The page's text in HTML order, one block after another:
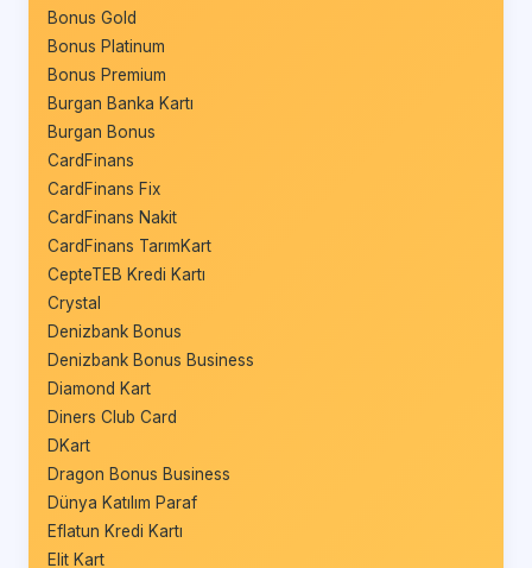
Bonus Gold
Bonus Platinum
Bonus Premium
Burgan Banka Kartı
Burgan Bonus
CardFinans
CardFinans Fix
CardFinans Nakit
CardFinans TarımKart
CepteTEB Kredi Kartı
Crystal
Denizbank Bonus
Denizbank Bonus Business
Diamond Kart
Diners Club Card
DKart
Dragon Bonus Business
Dünya Katılım Paraf
Eflatun Kredi Kartı
Elit Kart